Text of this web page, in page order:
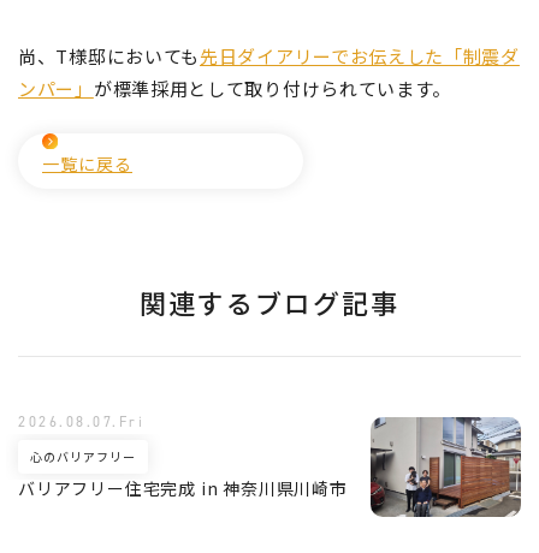
尚、T様邸においても先日ダイアリーでお伝えした「制震ダ
ンパー」 が標準採用として取り付けられています。
一覧に戻る
関連するブログ記事
バリアフリー住宅完成 in 神奈川県川崎市
心のバリアフリー
2026.08.07.Fri